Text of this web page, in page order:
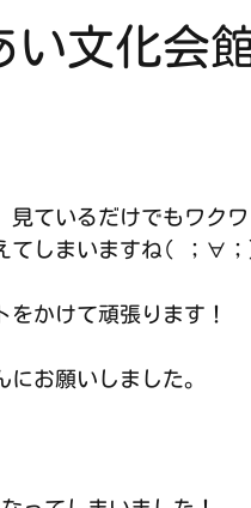
い文化
ているだけでもワク
てしまいますね( ；∀
かけて頑張ります！
お願いしました。